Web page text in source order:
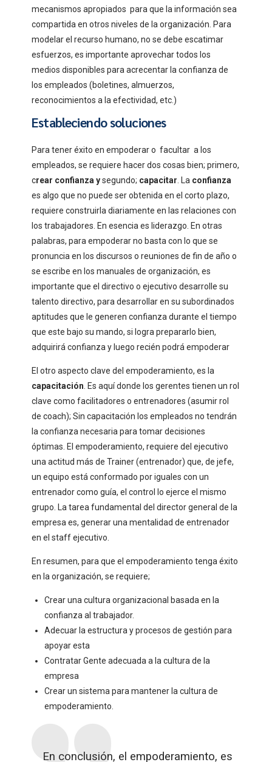
mecanismos apropiados para que la información sea
compartida en otros niveles de la organización. Para
modelar el recurso humano, no se debe escatimar
esfuerzos, es importante aprovechar todos los
medios disponibles para acrecentar la confianza de
los empleados (boletines, almuerzos,
reconocimientos a la efectividad, etc.)
Estableciendo soluciones
Para tener éxito en empoderar o facultar a los
empleados, se requiere hacer dos cosas bien; primero,
crear confianza ysegundo; capacitar. La confianza
es algo que no puede ser obtenida en el corto plazo,
requiere construirla diariamente en las relaciones con
los trabajadores. En esencia es liderazgo. En otras
palabras, para empoderar no basta con lo que se
pronuncia en los discursos o reuniones de fin de año o
se escribe en los manuales de organización, es
importante que el directivo o ejecutivo desarrolle su
talento directivo, para desarrollar en su subordinados
aptitudes que le generen confianza durante el tiempo
que este bajo su mando, si logra prepararlo bien,
adquirirá confianza y luego recién podrá empoderar
El otro aspecto clave del empoderamiento, es la
capacitación. Es aquí donde los gerentes tienen un rol
clave como facilitadores o entrenadores (asumir rol
de coach); Sin capacitación los empleados no tendrán
la confianza necesaria para tomar decisiones
óptimas. El empoderamiento, requiere del ejecutivo
una actitud más de Trainer (entrenador) que, de jefe,
un equipo está conformado por iguales con un
entrenador como guía, el control lo ejerce el mismo
grupo. La tarea fundamental del director general de la
empresa es, generar una mentalidad de entrenador
en el staff ejecutivo.
En resumen, para que el empoderamiento tenga éxito
en la organización, se requiere;
Crear una cultura organizacional basada en la
confianza al trabajador.
Adecuar la estructura y procesos de gestión para
apoyar esta
Contratar Gente adecuada a la cultura de la
empresa
Crear un sistema para mantener la cultura de
empoderamiento.
En conclusión, el empoderamiento, es